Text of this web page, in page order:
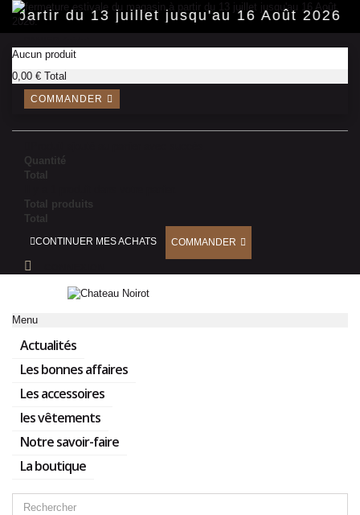
partir du 13 juillet jusqu'au 16 Août 2026.
Aucun produit
0,00 € Total
COMMANDER
Quantité
Total
Total produits
Total
CONTINUER MES ACHATS COMMANDER
Menu
Actualités
Les bonnes affaires
Les accessoires
les vêtements
Notre savoir-faire
La boutique
Panneau de gestion des cookies